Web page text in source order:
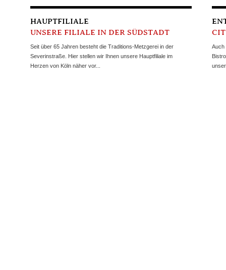
HAUPTFILIALE
UNSERE FILIALE IN DER SÜDSTADT
Seit über 65 Jahren besteht die Traditions-Metzgerei in der
Severinstraße. Hier stellen wir Ihnen unsere Hauptfiliale im
Herzen von Köln näher vor...
Auch